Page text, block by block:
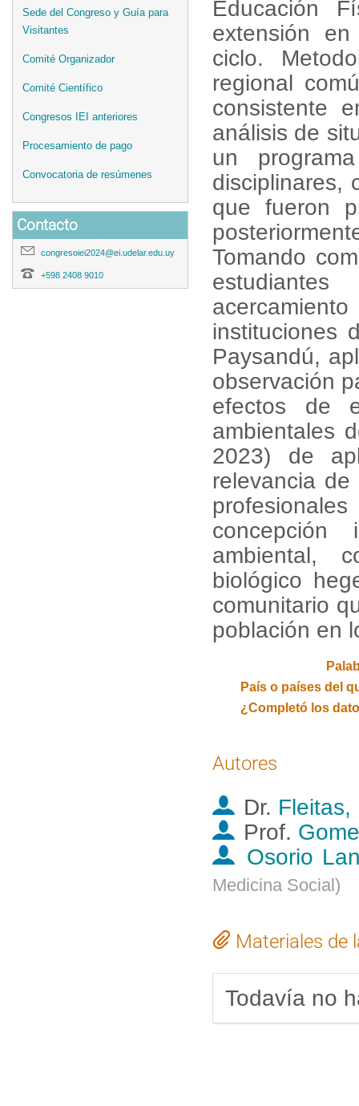
Sede del Congreso y Guía para
Visitantes
Comité Organizador
Comité Científico
Congresos IEI anteriores
Procesamiento de pago
Convocatoria de resúmenes
Contacto
congresoiei2024@ei.udelar.edu.uy
+598 2408 9010
Educación
extensión
ciclo.
regional
consistente
análisis de
un
disciplinares,
que fueron
Tomando
instituciones
Paysandú,
observación
efectos de
ambientales
2023) de
relevancia
ambiental,
biológico
comunitario
población en
Autores
Dr. Fleitas,
Prof.
Osorio
Medicina Social )
Materiales de
Todavía no